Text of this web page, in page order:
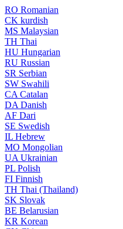
RO Romanian
CK kurdish
MS Malaysian
TH Thai
HU Hungarian
RU Russian
SR Serbian
SW Swahili
CA Catalan
DA Danish
AF Dari
SE Swedish
IL Hebrew
MO Mongolian
UA Ukrainian
PL Polish
FI Finnish
TH Thai (Thailand)
SK Slovak
BE Belarusian
KR Korean